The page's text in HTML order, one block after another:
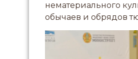
нематериального
обычаев и обрядов